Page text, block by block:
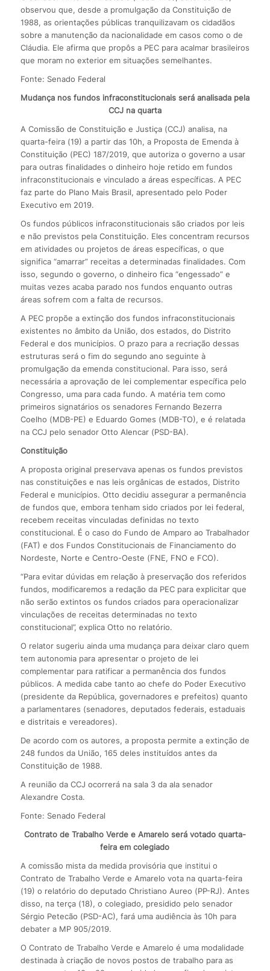
observou que, desde a promulgação da Constituição de
1988, as orientações públicas tranquilizavam os cidadãos
sobre a manutenção da nacionalidade em casos como o de
Cláudia. Ele afirma que propôs a PEC para acalmar brasileiros
que moram no exterior em situações semelhantes.
Fonte: Senado Federal
Mudança nos fundos infraconstitucionais será analisada pela
CCJ na quarta
A Comissão de Constituição e Justiça (CCJ) analisa, na
quarta-feira (19) a partir das 10h, a Proposta de Emenda à
Constituição (PEC) 187/2019, que autoriza o governo a usar
para outras finalidades o dinheiro hoje retido em fundos
infraconstitucionais e vinculado a áreas específicas. A PEC
faz parte do Plano Mais Brasil, apresentado pelo Poder
Executivo em 2019.
Os fundos públicos infraconstitucionais são criados por leis
e não previstos pela Constituição. Eles concentram recursos
em atividades ou projetos de áreas específicas, o que
significa “amarrar” receitas a determinadas finalidades. Com
isso, segundo o governo, o dinheiro fica “engessado” e
muitas vezes acaba parado nos fundos enquanto outras
áreas sofrem com a falta de recursos.
A PEC propõe a extinção dos fundos infraconstitucionais
existentes no âmbito da União, dos estados, do Distrito
Federal e dos municípios. O prazo para a recriação dessas
estruturas será o fim do segundo ano seguinte à
promulgação da emenda constitucional. Para isso, será
necessária a aprovação de lei complementar específica pelo
Congresso, uma para cada fundo. A matéria tem como
primeiros signatários os senadores Fernando Bezerra
Coelho (MDB-PE) e Eduardo Gomes (MDB-TO), e é relatada
na CCJ pelo senador Otto Alencar (PSD-BA).
Constituição
A proposta original preservava apenas os fundos previstos
nas constituições e nas leis orgânicas de estados, Distrito
Federal e municípios. Otto decidiu assegurar a permanência
de fundos que, embora tenham sido criados por lei federal,
recebem receitas vinculadas definidas no texto
constitucional. É o caso do Fundo de Amparo ao Trabalhador
(FAT) e dos Fundos Constitucionais de Financiamento do
Nordeste, Norte e Centro-Oeste (FNE, FNO e FCO).
“Para evitar dúvidas em relação à preservação dos referidos
fundos, modificaremos a redação da PEC para explicitar que
não serão extintos os fundos criados para operacionalizar
vinculações de receitas determinadas no texto
constitucional”, explica Otto no relatório.
O relator sugeriu ainda uma mudança para deixar claro quem
tem autonomia para apresentar o projeto de lei
complementar para ratificar a permanência dos fundos
públicos. A medida cabe tanto ao chefe do Poder Executivo
(presidente da República, governadores e prefeitos) quanto
a parlamentares (senadores, deputados federais, estaduais
e distritais e vereadores).
De acordo com os autores, a proposta permite a extinção de
248 fundos da União, 165 deles instituídos antes da
Constituição de 1988.
A reunião da CCJ ocorrerá na sala 3 da ala senador
Alexandre Costa.
Fonte: Senado Federal
Contrato de Trabalho Verde e Amarelo será votado quarta-
feira em colegiado
A comissão mista da medida provisória que institui o
Contrato de Trabalho Verde e Amarelo vota na quarta-feira
(19) o relatório do deputado Christiano Aureo (PP-RJ). Antes
disso, na terça (18), o colegiado, presidido pelo senador
Sérgio Petecão (PSD-AC), fará uma audiência às 10h para
debater a MP 905/2019.
O Contrato de Trabalho Verde e Amarelo é uma modalidade
destinada à criação de novos postos de trabalho para as